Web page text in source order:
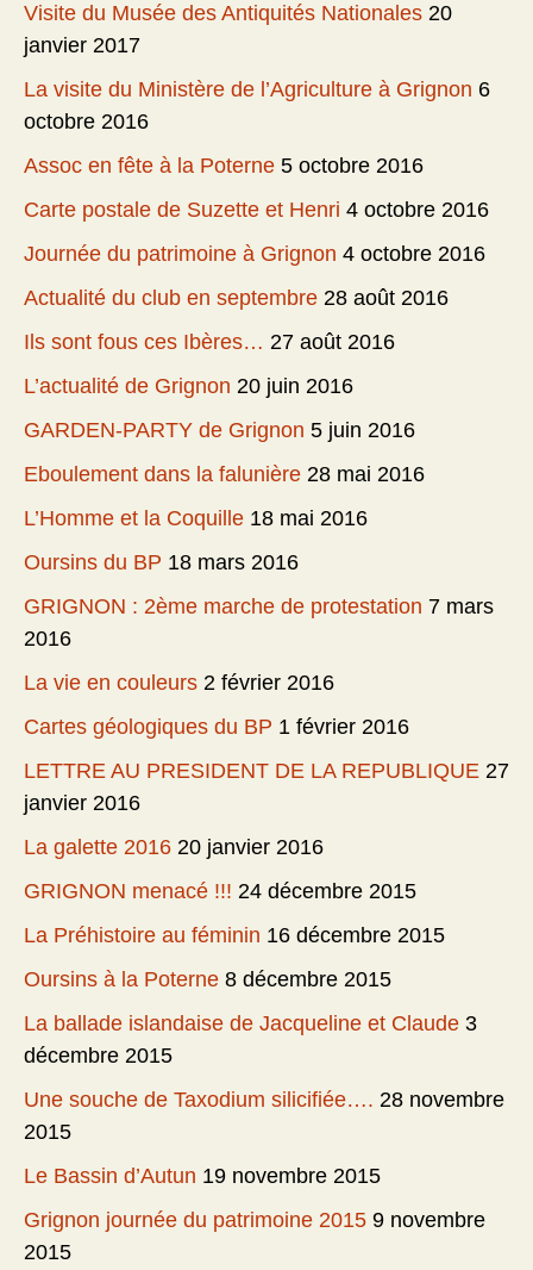
Visite du Musée des Antiquités Nationales 20
janvier 2017
La visite du Ministère de l’Agriculture à Grignon 6
octobre 2016
Assoc en fête à la Poterne 5 octobre 2016
Carte postale de Suzette et Henri 4 octobre 2016
Journée du patrimoine à Grignon 4 octobre 2016
Actualité du club en septembre 28 août 2016
Ils sont fous ces Ibères… 27 août 2016
L’actualité de Grignon 20 juin 2016
GARDEN-PARTY de Grignon 5 juin 2016
Eboulement dans la falunière 28 mai 2016
L’Homme et la Coquille 18 mai 2016
Oursins du BP 18 mars 2016
GRIGNON : 2ème marche de protestation 7 mars
2016
La vie en couleurs 2 février 2016
Cartes géologiques du BP 1 février 2016
LETTRE AU PRESIDENT DE LA REPUBLIQUE 27
janvier 2016
La galette 2016 20 janvier 2016
GRIGNON menacé !!! 24 décembre 2015
La Préhistoire au féminin 16 décembre 2015
Oursins à la Poterne 8 décembre 2015
La ballade islandaise de Jacqueline et Claude 3
décembre 2015
Une souche de Taxodium silicifiée…. 28 novembre
2015
Le Bassin d’Autun 19 novembre 2015
Grignon journée du patrimoine 2015 9 novembre
2015